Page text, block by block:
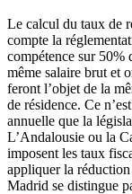
Le calcul du taux de
compte la
compétence sur 50%
même salaire brut et
feront l’objet de la
de résidence. Ce
annuelle que la
L’Andalousie ou la
imposent les taux
appliquer la
Madrid se distingue